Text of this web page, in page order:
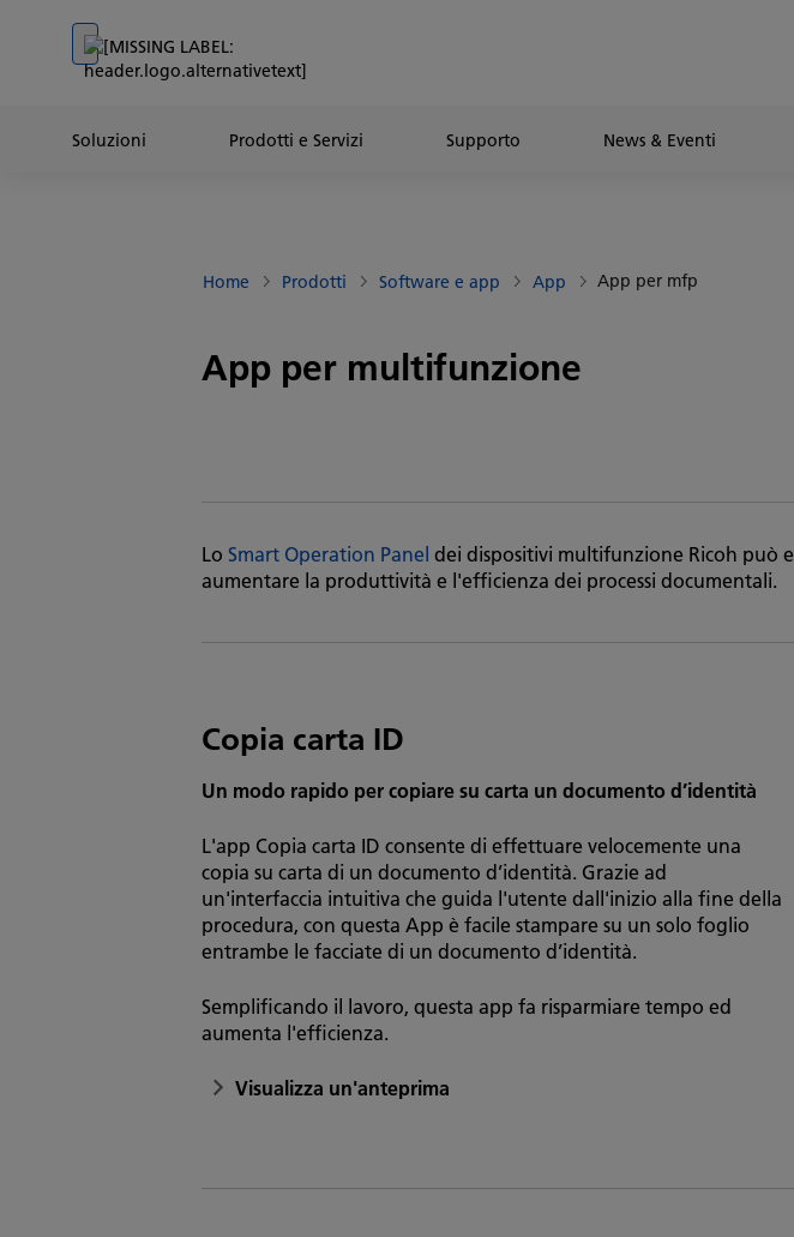
Go to content
Go to footer
Soluzioni Prodotti e Servizi Supporto News & Eventi
Home Prodotti Software e app App App per mfp
App per multifunzione
Lo Smart Operation Panel dei dispositivi multifunzione Ricoh può
aumentare la produttività e l'efficienza dei processi documentali.
Copia carta ID
Un modo rapido per copiare su carta un documento d’identità
L'app Copia carta ID consente di effettuare velocemente una
copia su carta di un documento d’identità. Grazie ad
un'interfaccia intuitiva che guida l'utente dall'inizio alla fine della
procedura, con questa App è facile stampare su un solo foglio
entrambe le facciate di un documento d’identità.
Semplificando il lavoro, questa app fa risparmiare tempo ed
aumenta l'efficienza.
Visualizza un'anteprima